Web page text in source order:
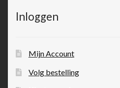
Inloggen
Mijn Account
Volg bestelling